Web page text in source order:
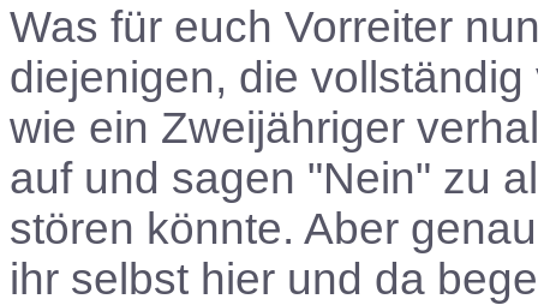
Was für euch Vorreiter
diejenigen, die
wie ein Zweijähriger
auf und sagen "Nein" zu
stören könnte. Aber
ihr selbst hier und da